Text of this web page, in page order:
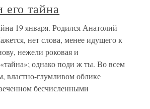
тайна
19 января. Родился Анатолий
нет слова, менее идущего к
нежели роковая и
однако поди ж ты. Во всем
властно-глумливом облике
бесчисленными